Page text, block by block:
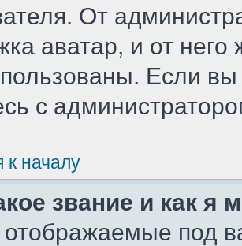
От
аватар, и от него
Если
с
к началу
звание и как я
отображаемые под